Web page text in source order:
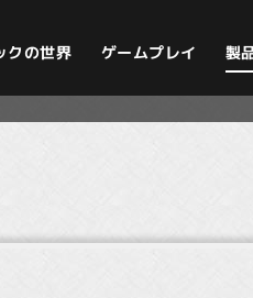
クの世界 ゲームプレイ 製